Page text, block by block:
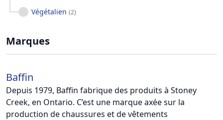
Végétalien (2)
Marques
Baffin
Depuis 1979, Baffin fabrique des produits à Stoney
Creek, en Ontario. C’est une marque axée sur la
production de chaussures et de vêtements